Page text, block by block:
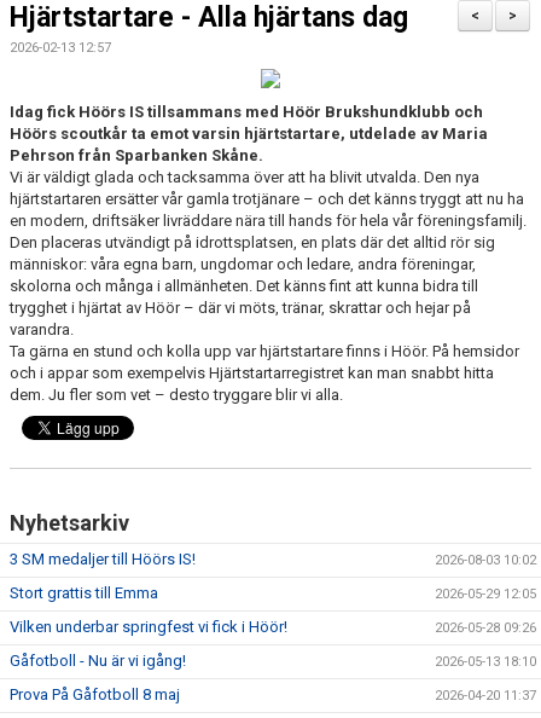
KLUBBSHOP
MATCHER
OM KLUBBEN
DOKUMENT
SPONSRING
IDROTTSFÖRSÄKRING
MEDLEMSKAP
FRITIDSKORTET
>
<
Hjärtstartare - Alla hjärtans dag
2026-02-13 12:57
Idag fick Höörs IS tillsammans med Höör Brukshundklubb och
Höörs scoutkår ta emot varsin hjärtstartare, utdelade av Maria
Pehrson från Sparbanken Skåne.
Vi är väldigt glada och tacksamma över att ha blivit utvalda. Den nya
hjärtstartaren ersätter vår gamla trotjänare – och det känns tryggt att nu ha
en modern, driftsäker livräddare nära till hands för hela vår föreningsfamilj.
Den placeras utvändigt på idrottsplatsen, en plats där det alltid rör sig
människor: våra egna barn, ungdomar och ledare, andra föreningar,
skolorna och många i allmänheten. Det känns fint att kunna bidra till
trygghet i hjärtat av Höör – där vi möts, tränar, skrattar och hejar på
varandra.
Ta gärna en stund och kolla upp var hjärtstartare finns i Höör. På hemsidor
och i appar som exempelvis Hjärtstartarregistret kan man snabbt hitta
dem. Ju fler som vet – desto tryggare blir vi alla.
Nyhetsarkiv
3 SM medaljer till Höörs IS! 2026-08-03 10:02
Stort grattis till Emma 2026-05-29 12:05
Vilken underbar springfest vi fick i Höör! 2026-05-28 09:26
Gåfotboll - Nu är vi igång! 2026-05-13 18:10
Prova På Gåfotboll 8 maj 2026-04-20 11:37